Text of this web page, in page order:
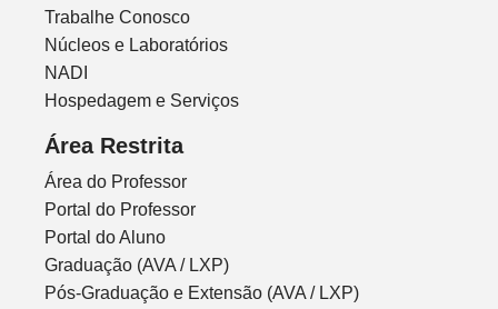
Trabalhe Conosco
Núcleos e Laboratórios
NADI
Hospedagem e Serviços
Área Restrita
Área do Professor
Portal do Professor
Portal do Aluno
Graduação (AVA / LXP)
Pós-Graduação e Extensão (AVA / LXP)